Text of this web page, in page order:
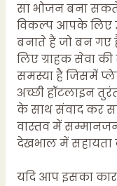
सा भोजन बना सकते
विकल्प आपके लिए
बनाते हैं जो बन गए
लिए ग्राहक सेवा
समस्या है जिसमें
अच्छी हॉटलाइन
के साथ संवाद कर
वास्तव में
देखभाल में सहायता
यदि आप इसका